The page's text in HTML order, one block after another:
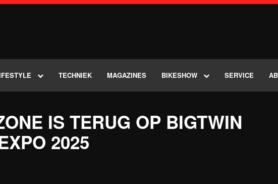
TECHNIEK MAGAZINES BIKESHOW SERVICE
IS TERUG OP BIGTWIN
2025